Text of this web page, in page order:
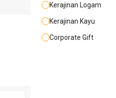
Kerajinan Logam
Kerajinan Kayu
Corporate Gift